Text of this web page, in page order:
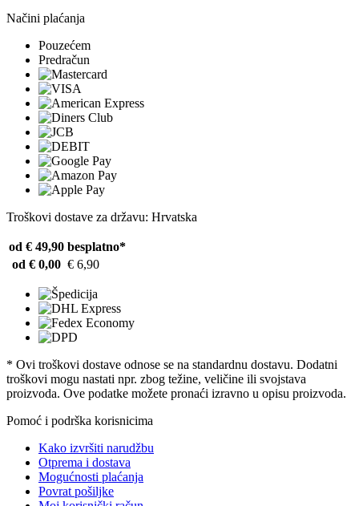
Načini plaćanja
Pouzećem
Predračun
Troškovi dostave za državu: Hrvatska
od € 49,90 besplatno*
od € 0,00 € 6,90
* Ovi troškovi dostave odnose se na standardnu ​​dostavu. Dodatni
troškovi mogu nastati npr. zbog težine, veličine ili svojstava
proizvoda. Ove podatke možete pronaći izravno u opisu proizvoda.
Pomoć i podrška korisnicima
Kako izvršiti narudžbu
Otprema i dostava
Mogućnosti plaćanja
Povrat pošiljke